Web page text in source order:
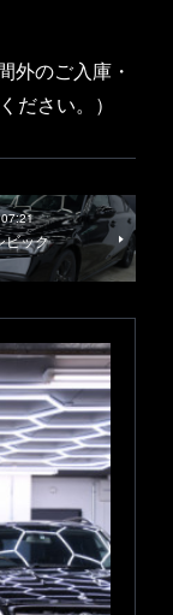
のご入庫・
ださい。）
ビック